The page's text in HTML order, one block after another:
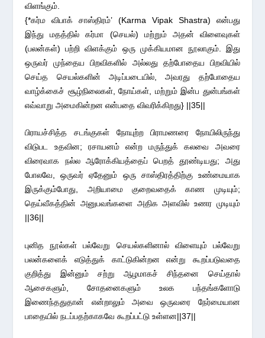
விளங்கும்.
{*கர்ம விபாக் சாஸ்திரம்’ (Karma Vipak Shastra) என்பது
இந்து மதத்தில் கர்மா (செயல்) மற்றும் அதன் விளைவுகள்
(பலன்கள்) பற்றி விளக்கும் ஒரு முக்கியமான நூலாகும். இது
ஒருவர் முந்தைய பிறவிகளில் அல்லது தற்போதைய பிறவியில்
செய்த செயல்களின் அடிப்படையில், அவரது தற்போதைய
வாழ்க்கைச் சூழ்நிலைகள், நோய்கள், மற்றும் இன்ப துன்பங்கள்
எவ்வாறு அமைகின்றன என்பதை விவரிக்கிறது} ||35||
பிராயச்சித்த சடங்குகள் நோயுற்ற பிராமணரை நோயிலிருந்து
விடுபட உதவின; ரசாயனம் என்ற மருந்துக் கலவை அவரை
விரைவாக நல்ல ஆரோக்கியத்தைப் பெறத் தூண்டியது; அது
போலவே, ஒருவர் ஏதேனும் ஒரு சாஸ்திரத்திற்கு உண்மையாக
இருக்கும்போது, அறியாமை குறைவதைக் காண முடியும்;
தெய்வீகத்தின் அனுபவங்களை அதிக அளவில் உணர முடியும்
||36||
புனித நூல்கள் பல்வேறு செயல்களினால் விளையும் பல்வேறு
பலன்களைக் எடுத்துக் காட்டுகின்றன என்று கூறப்படுவதை
குறித்து இன்னும் சற்று ஆழமாகச் சிந்தனை செய்தால்
ஆசைகளும், சோதனைகளும் உலக பந்தங்களோடு
இணைந்ததுதான் என்றாலும் அவை ஒருவரை நேர்மையான
பாதையில் நடப்பதற்காகவே கூறப்பட்டு உள்ளன||37||